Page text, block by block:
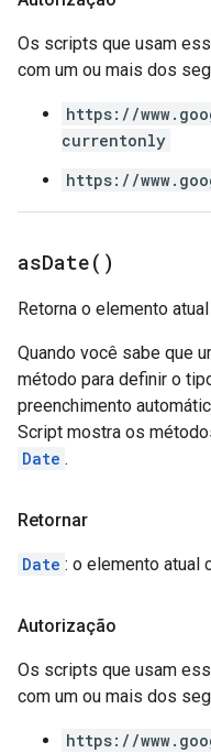
Os scripts que usam
com um ou mais dos
https://
currentonly
https://
asDate( )
Retorna o elemento
Quando você sabe que
método para definir o
preenchimento
Script mostra os
Date .
Retornar
Date : o elemento atual
Autorização
Os scripts que usam
com um ou mais dos
https://